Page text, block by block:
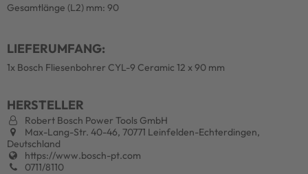
Gesamtlänge (L2) mm: 90
LIEFERUMFANG:
1x Bosch Fliesenbohrer CYL-9 Ceramic 12 x 90 mm
HERSTELLER
Robert Bosch Power Tools GmbH
Max-Lang-Str. 40-46, 70771 Leinfelden-Echterdingen,
Deutschland
https://www.bosch-pt.com
0711/8110